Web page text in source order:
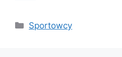
Categories
Sportowcy